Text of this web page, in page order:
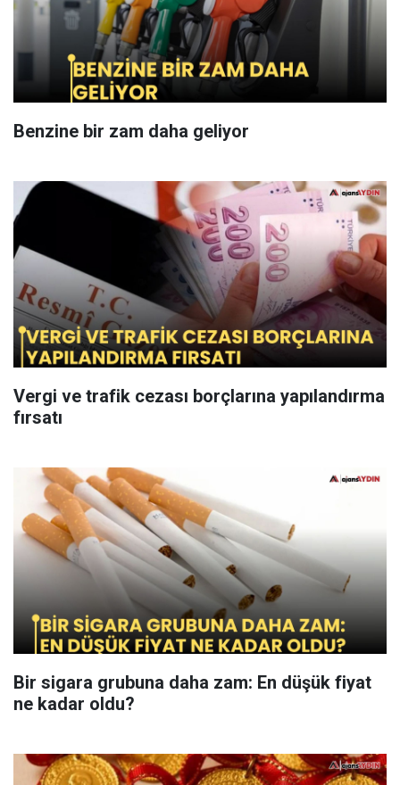
Benzine bir zam daha geliyor
Vergi ve trafik cezası borçlarına yapılandırma
fırsatı
Bir sigara grubuna daha zam: En düşük fiyat
ne kadar oldu?